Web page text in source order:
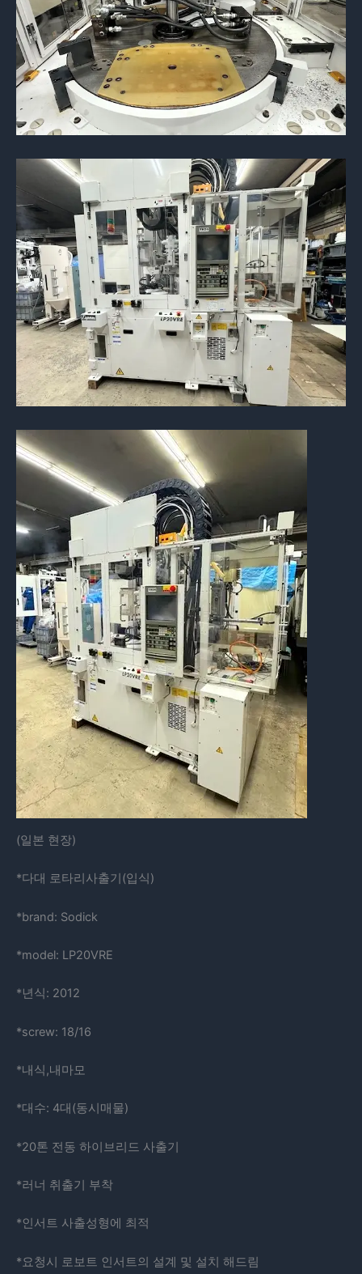
(일본 현장)
*다대 로타리사출기(입식)
*brand: Sodick
*model: LP20VRE
*년식: 2012
*screw: 18/16
*내식,내마모
*대수: 4대(동시매물)
*20톤 전동 하이브리드 사출기
*러너 취출기 부착
*인서트 사출성형에 최적
*요청시 로보트 인서트의 설계 및 설치 해드림